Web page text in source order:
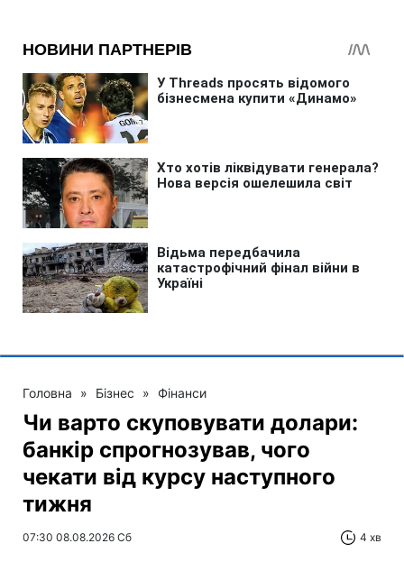
Головна » Бізнес » Фінанси
Чи варто скуповувати долари:
банкір спрогнозував, чого
чекати від курсу наступного
тижня
07:30 08.08.2026 Сб 4 хв